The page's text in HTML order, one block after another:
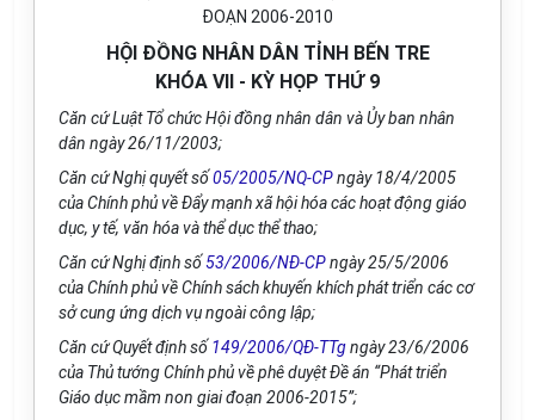
ĐOẠN 2006-2010
HỘI ĐỒNG NHÂN DÂN TỈNH BẾN TRE
KHÓA VII - KỲ HỌP THỨ 9
Căn cứ Luật Tổ chức Hội đồng nhân dân và Ủy ban nhân
dân ngày 26/11/2003;
Căn cứ Nghị quyết số05/2005/NQ-CPngày 18/4/2005
của Chính phủ về Đẩy mạnh xã hội hóa các hoạt động giáo
dục, y tế, văn hóa và thể dục thể thao;
Căn cứ Nghị địnhsố53/2006/NĐ-CPngày 25/5/2006
của Chính phủ về Chính sách khuyến khích phát triển các cơ
sở cung ứng dịch vụ ngoài công lập;
Căn cứ Quyết định số 149/2006/QĐ-TTgngày 23/6/2006
của Thủ tướng Chính phủ về phê duyệt Đề án “Phát triển
Giáo dục mầm non giai đoạn 2006-2015”;